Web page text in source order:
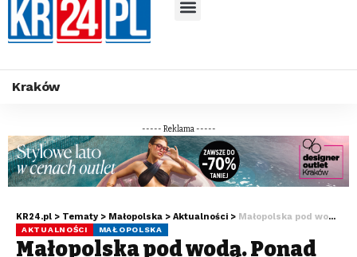
Kraków
----- Reklama -----
KR24.pl > Tematy > Małopolska > Aktualności > Małopolska pod wodą. Ponad 150 interwencji strażaków w jedną dobę
AKTUALNOŚCI MAŁOPOLSKA
Małopolska pod wodą. Ponad